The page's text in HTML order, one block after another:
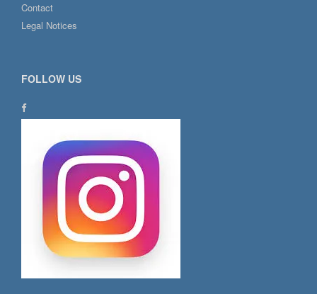
Contact
Legal Notices
FOLLOW US